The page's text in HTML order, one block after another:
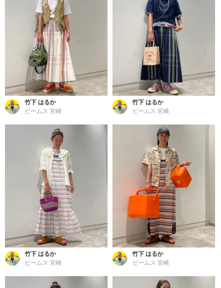
竹下 はるか
ビームス 宮崎
竹下 はるか
ビームス 宮崎
竹下 はるか
ビームス 宮崎
竹下 はるか
ビームス 宮崎